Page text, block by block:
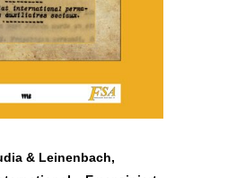
& Leinenbach,